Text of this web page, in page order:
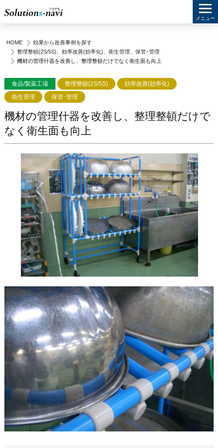
HOME
効果から改善事例を探す
整理整頓(2S/5S)
、効率改善(効率化) 、衛生管理 、保管･管理
機材の管理什器を改善し、整理整頓だけでなく衛生面も向上
食品/製薬工場 整理整頓(2S/5S)
効率改善(効率化)
衛生管理
保管･管理
機材の管理什器を改善し、整理整頓だけで
なく衛生面も向上
メニュー